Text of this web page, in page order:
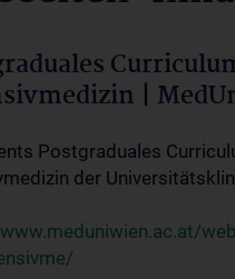
|
Postgraduales
der